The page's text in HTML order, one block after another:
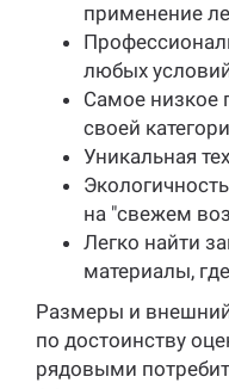
применение
любых
Самое низкое
своей
Уникальная
на "свежем
Легко найти
материалы,
Размеры и
по достоинству
рядовыми